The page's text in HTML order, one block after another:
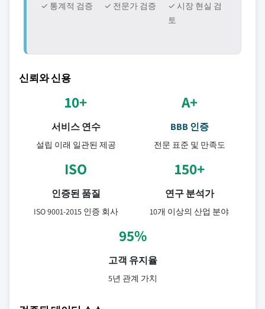
✓ 통계적 검증
✓ 전문가 검증
✓ 시장 현실 검
토
신뢰와 신용
10+
서비스 연수
설립 이래 일관된 제공
A+
BBB 인증
전문 표준 및 만족도
ISO
인증된 품질
ISO 9001-2015 인증 회사
150+
연구 분석가
10개 이상의 산업 분야
95%
고객 유지율
5년 관계 가치